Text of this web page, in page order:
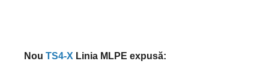
Nou TS4-X Linia MLPE expusă: